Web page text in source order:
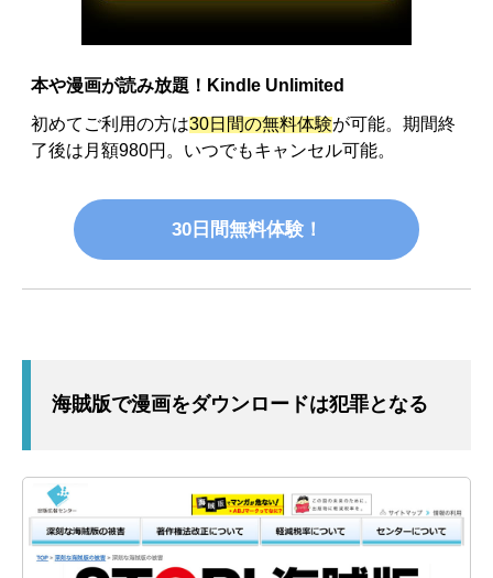
本や漫画が読み放題！Kindle Unlimited
初めてご利用の方は30日間の無料体験が可能。期間終
了後は月額980円。いつでもキャンセル可能。
30日間無料体験！
海賊版で漫画をダウンロードは犯罪となる